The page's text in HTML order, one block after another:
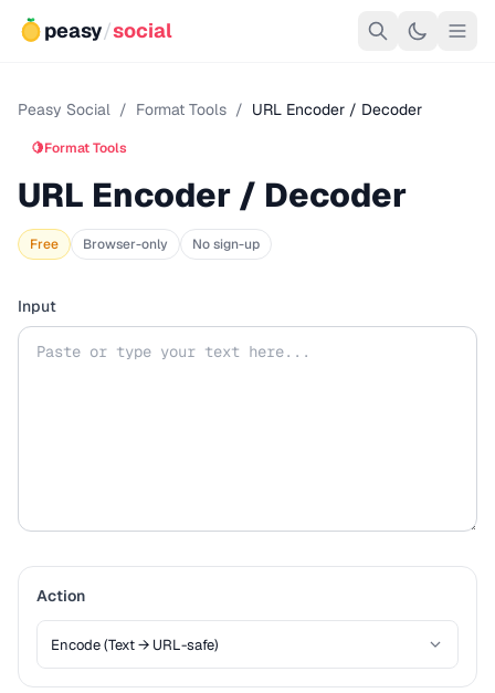
peasy/social
Peasy Social / Format Tools / URL Encoder / Decoder
🍋Format Tools
URL Encoder / Decoder
Free Browser-only No sign-up
Input
Action